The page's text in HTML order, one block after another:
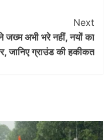
Next
जख्म अभी भरे नहीं, नयों का
जानिए ग्राउंड की हकीकत